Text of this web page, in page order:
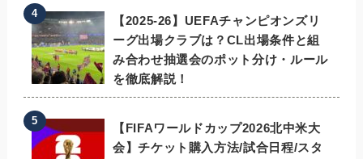
【2025-26】UEFAチャンピオンズリ
ーグ出場クラブは？CL出場条件と組
み合わせ抽選会のポット分け・ルール
を徹底解説！
【FIFAワールドカップ2026北中米大
会】チケット購入方法/試合日程/スタ